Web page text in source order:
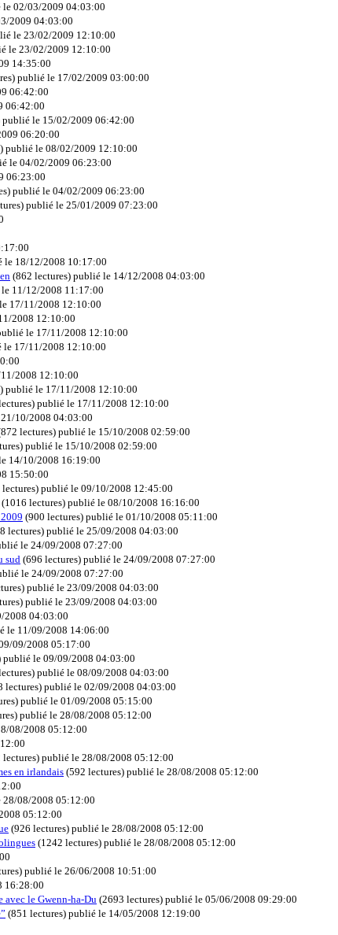
le 02/03/2009 04:03:00
2009 04:03:00
le 23/02/2009 12:10:00
le 23/02/2009 12:10:00
14:35:00
) publié le 17/02/2009 03:00:00
06:42:00
06:42:00
publié le 15/02/2009 06:42:00
06:20:00
) publié le 08/02/2009 12:10:00
le 04/02/2009 06:23:00
06:23:00
) publié le 04/02/2009 06:23:00
) publié le 25/01/2009 07:23:00
le 18/12/2008 10:17:00
(862 lectures) publié le 14/12/2008 04:03:00
11/12/2008 11:17:00
17/11/2008 12:10:00
2008 12:10:00
le 17/11/2008 12:10:00
le 17/11/2008 12:10:00
2008 12:10:00
) publié le 17/11/2008 12:10:00
) publié le 17/11/2008 12:10:00
10/2008 04:03:00
872 lectures) publié le 15/10/2008 02:59:00
) publié le 15/10/2008 02:59:00
14/10/2008 16:19:00
15:50:00
) publié le 09/10/2008 12:45:00
(1016 lectures) publié le 08/10/2008 16:16:00
(900 lectures) publié le 01/10/2008 05:11:00
lectures) publié le 25/09/2008 04:03:00
le 24/09/2008 07:27:00
sud(696 lectures) publié le 24/09/2008 07:27:00
le 24/09/2008 07:27:00
) publié le 23/09/2008 04:03:00
) publié le 23/09/2008 04:03:00
2008 04:03:00
le 11/09/2008 14:06:00
09/2008 05:17:00
publié le 09/09/2008 04:03:00
) publié le 08/09/2008 04:03:00
lectures) publié le 02/09/2008 04:03:00
) publié le 01/09/2008 05:15:00
) publié le 28/08/2008 05:12:00
08/2008 05:12:00
lectures) publié le 28/08/2008 05:12:00
en irlandais(592 lectures) publié le 28/08/2008 05:12:00
28/08/2008 05:12:00
05:12:00
(926 lectures) publié le 28/08/2008 05:12:00
(1242 lectures) publié le 28/08/2008 05:12:00
) publié le 26/06/2008 10:51:00
16:28:00
avec le Gwenn-ha-Du (2693 lectures) publié le 05/06/2008 09:29:00
(851 lectures) publié le 14/05/2008 12:19:00